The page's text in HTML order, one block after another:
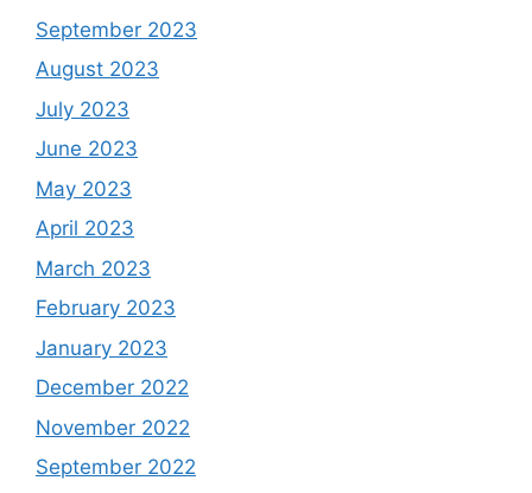
September 2023
August 2023
July 2023
June 2023
May 2023
April 2023
March 2023
February 2023
January 2023
December 2022
November 2022
September 2022